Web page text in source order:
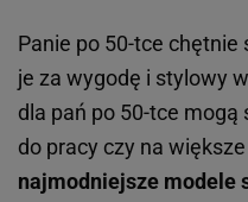
Panie po 50-tce chętnie
je za wygodę i stylowy
dla pań po 50-tce
do pracy czy na
najmodniejsze modele